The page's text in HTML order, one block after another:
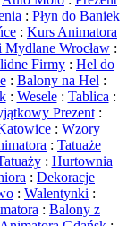
: Płyn do Baniek
: Kurs Animatora
Mydlane Wrocław :
Firmy : Hel do
: Balony na Hel:
: Wesele: Tablica:
Prezent:
: Wzory
: Tatuaże
: Hurtownia
: Dekoracje
: Walentynki :
: Balony z